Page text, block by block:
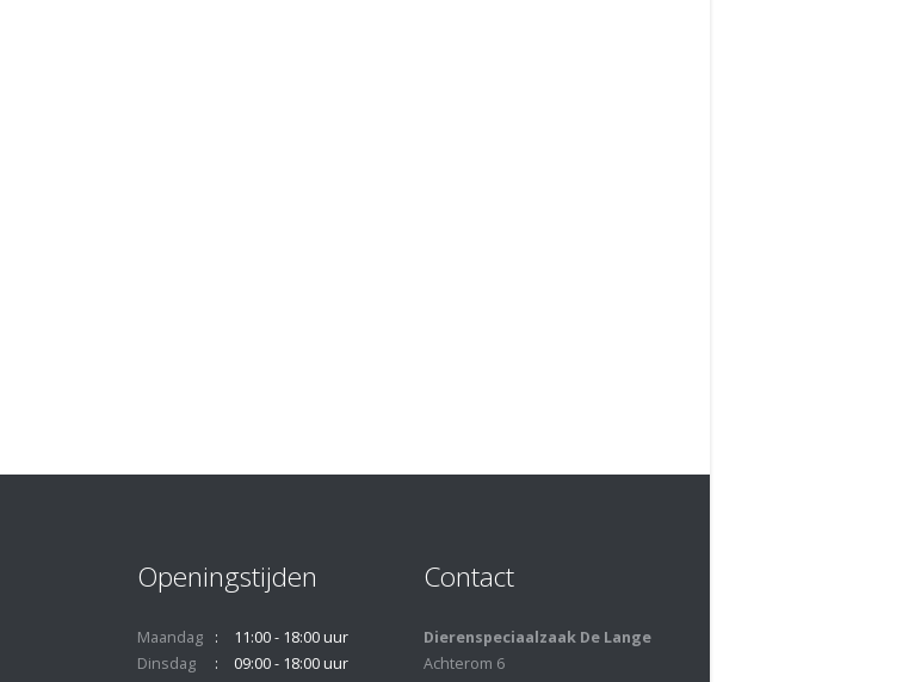
Openingstijden
Maandag
11:00 - 18:00 uur
Dinsdag
09:00 - 18:00 uur
Contact
Dierenspeciaalzaak De Lange
Achterom 6